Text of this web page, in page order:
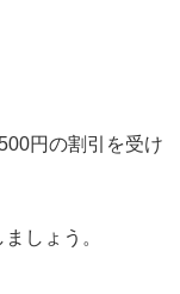
円の割引を受け
しょう。